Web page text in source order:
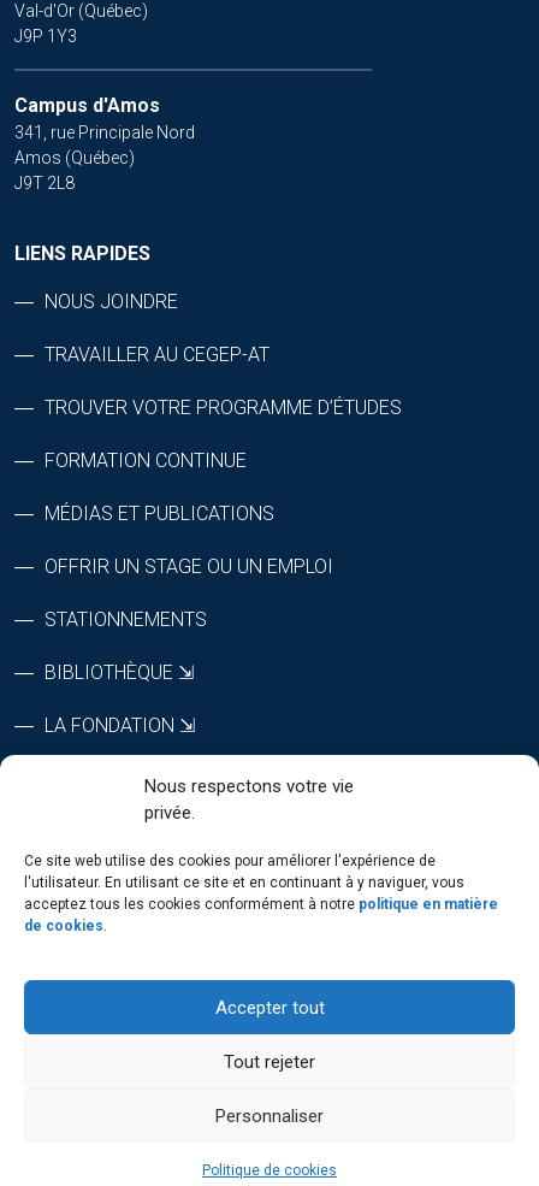
Nous respectons votre vie
privée.
Ce site web utilise des cookies pour améliorer l'expérience de
l'utilisateur. En utilisant ce site et en continuant à y naviguer, vous
acceptez tous les cookies conformément à notre politique en matière
de cookies.
Accepter tout
Tout rejeter
Personnaliser
Politique de cookies
Val-d'Or (Québec)
J9P 1Y3
Campus d'Amos
341, rue Principale Nord
Amos (Québec)
J9T 2L8
LIENS RAPIDES
NOUS JOINDRE
TRAVAILLER AU CEGEP-AT
TROUVER VOTRE PROGRAMME D’ÉTUDES
FORMATION CONTINUE
MÉDIAS ET PUBLICATIONS
OFFRIR UN STAGE OU UN EMPLOI
STATIONNEMENTS
BIBLIOTHÈQUE ⇲
LA FONDATION ⇲